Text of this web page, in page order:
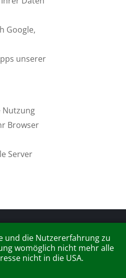
Google,
unserer
Nutzung
Browser
Server
und die Nutzererfahrung zu
womöglich nicht mehr alle
nicht in die USA.